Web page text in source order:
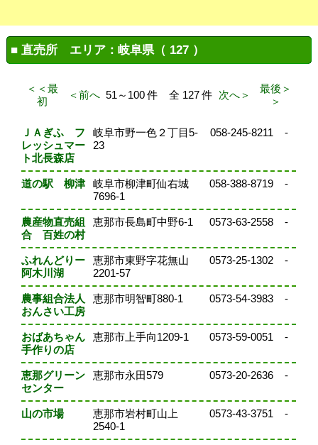
■ 直売所 エリア：岐阜県（ 127 ）
＜＜最
初
＜前へ 51～100 件 全 127 件 次へ＞
最後＞
＞
ＪＡぎふ フ
レッシュマー
ト北長森店
岐阜市野一色２丁目5-
23
058-245-8211 -
道の駅 柳津
岐阜市柳津町仙右城
7696-1
058-388-8719 -
農産物直売組
合 百姓の村
恵那市長島町中野6-1 0573-63-2558 -
ふれんどりー
阿木川湖
恵那市東野字花無山
2201-57
0573-25-1302 -
農事組合法人
おんさい工房
恵那市明智町880-1 0573-54-3983 -
おばあちゃん
手作りの店
恵那市上手向1209-1 0573-59-0051 -
恵那グリーン
センター
恵那市永田579 0573-20-2636 -
山の市場
恵那市岩村町山上
2540-1
0573-43-3751 -